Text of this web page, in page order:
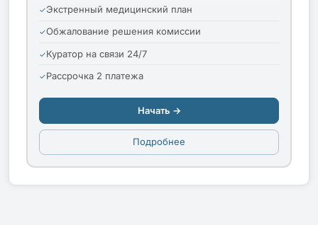
Экстренный медицинский план
Обжалование решения комиссии
Куратор на связи 24/7
Рассрочка 2 платежа
Начать →
Подробнее